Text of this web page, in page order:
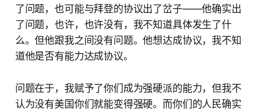
了问题，也可能与拜登的协议出了岔子——他确实出
了问题，也许，也许没有，我不知道具体发生了什
么。但他跟我之间没有问题。他想达成协议，我不知
道他是否有能力达成协议。
问题在于，我赋予了你们成为强硬派的能力，但我不
认为没有美国你们就能变得强硬。而你们的人民确实